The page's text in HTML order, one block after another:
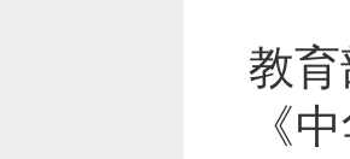
教
《